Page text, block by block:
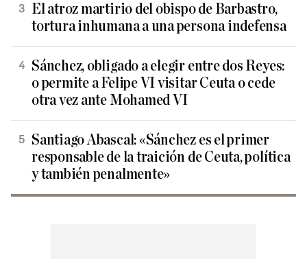
El atroz martirio del obispo de Barbastro,
tortura inhumana a una persona indefensa
Sánchez, obligado a elegir entre dos Reyes:
o permite a Felipe VI visitar Ceuta o cede
otra vez ante Mohamed VI
Santiago Abascal: «Sánchez es el primer
responsable de la traición de Ceuta, política
y también penalmente»